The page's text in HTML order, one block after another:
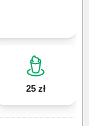
25 zł